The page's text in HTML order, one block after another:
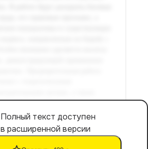
Полный текст доступен
в расширенной версии